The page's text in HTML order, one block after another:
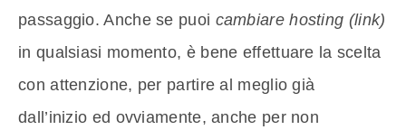
passaggio. Anche se puoi cambiare hosting (link)
in qualsiasi momento, è bene effettuare la scelta
con attenzione, per partire al meglio già
dall’inizio ed ovviamente, anche per non